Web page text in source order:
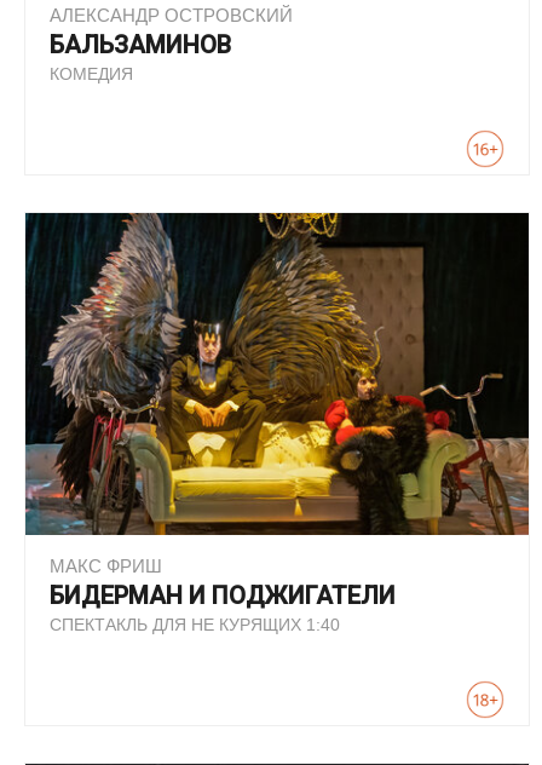
АЛЕКСАНДР ОСТРОВСКИЙ
БАЛЬЗАМИНОВ
КОМЕДИЯ
МАКС ФРИШ
БИДЕРМАН И ПОДЖИГАТЕЛИ
СПЕКТАКЛЬ ДЛЯ НЕ КУРЯЩИХ 1:40